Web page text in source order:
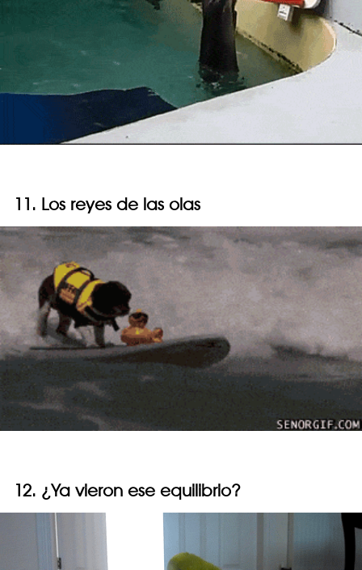
11. Los reyes de las olas
12. ¿Ya vieron ese equilibrio?